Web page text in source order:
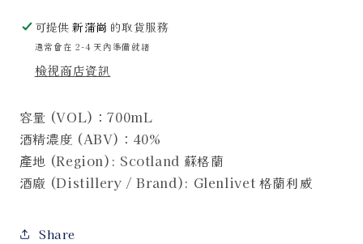
少
加
可提供新蒲崗 的取貨服務
通常會在 2-4 天內準備就緒
檢視商店資訊
容量 (VOL)：700mL
酒精濃度 (ABV)：40%
產地 (Region): Scotland 蘇格蘭
酒廠 (Distillery / Brand): Glenlivet 格蘭利威
Share